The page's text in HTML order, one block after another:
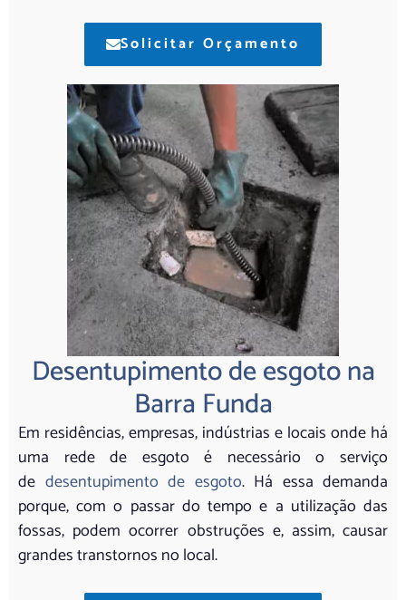
Solicitar Orçamento
Desentupimento de esgoto na
Barra Funda
Em residências, empresas, indústrias e locais onde há
uma rede de esgoto é necessário o serviço
de desentupimento de esgoto. Há essa demanda
porque, com o passar do tempo e a utilização das
fossas, podem ocorrer obstruções e, assim, causar
grandes transtornos no local.